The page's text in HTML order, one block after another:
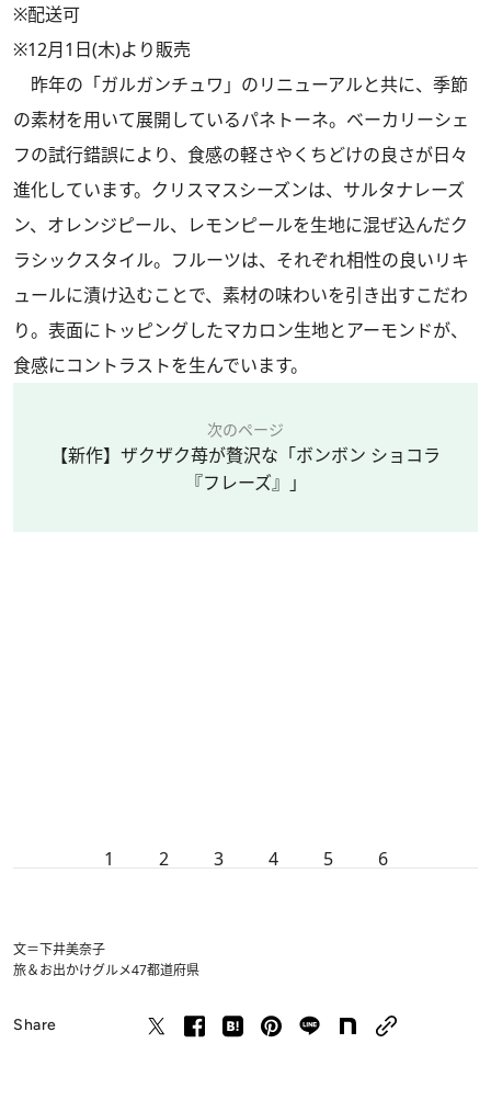
※配送可
※12月1日(木)より販売
昨年の「ガルガンチュワ」のリニューアルと共に、季節
の素材を用いて展開しているパネトーネ。ベーカリーシェ
フの試行錯誤により、食感の軽さやくちどけの良さが日々
進化しています。クリスマスシーズンは、サルタナレーズ
ン、オレンジピール、レモンピールを生地に混ぜ込んだク
ラシックスタイル。フルーツは、それぞれ相性の良いリキ
ュールに漬け込むことで、素材の味わいを引き出すこだわ
り。表面にトッピングしたマカロン生地とアーモンドが、
食感にコントラストを生んでいます。
次のページ
【新作】ザクザク苺が贅沢な「ボンボン ショコラ
『フレーズ』」
1 2 3 4 5 6
文＝下井美奈子
旅＆お出かけグルメ47都道府県
Share